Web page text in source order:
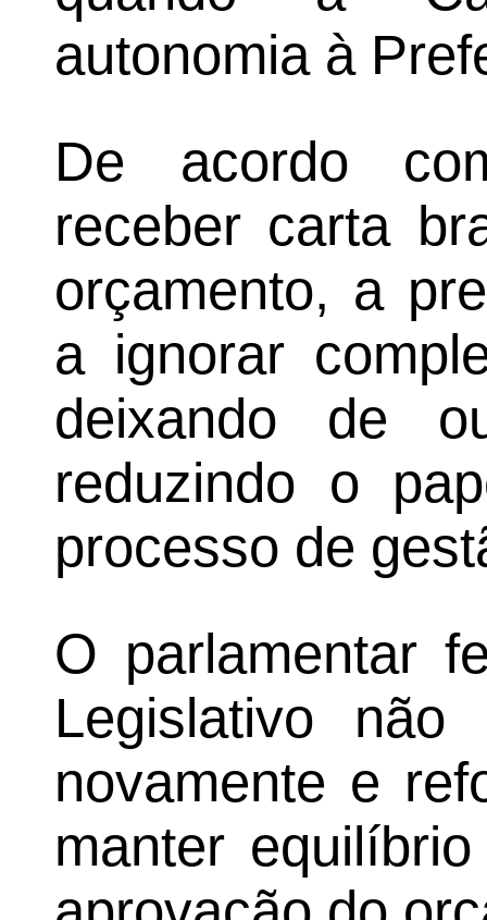
autonomia à
De acordo
receber carta
orçamento, a
a ignorar
deixando de
reduzindo o
processo de
O parlamentar
Legislativo não
novamente e
manter